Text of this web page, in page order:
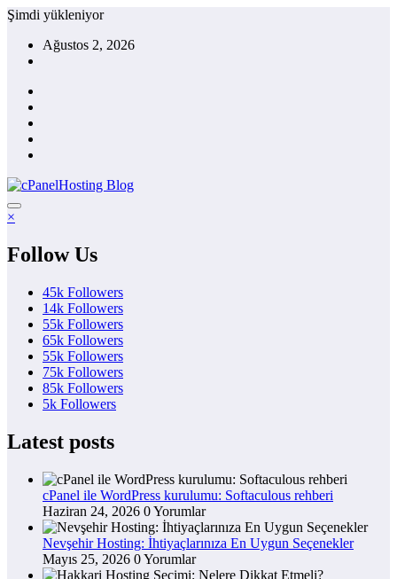
İçeriğe
Şimdi yükleniyor
Ağustos 2, 2026
×
Follow Us
45k Followers
14k Followers
55k Followers
65k Followers
55k Followers
75k Followers
85k Followers
5k Followers
Latest posts
cPanel ile WordPress kurulumu: Softaculous rehberi
Haziran 24, 2026 0 Yorumlar
Nevşehir Hosting: İhtiyaçlarınıza En Uygun Seçenekler
Mayıs 25, 2026 0 Yorumlar